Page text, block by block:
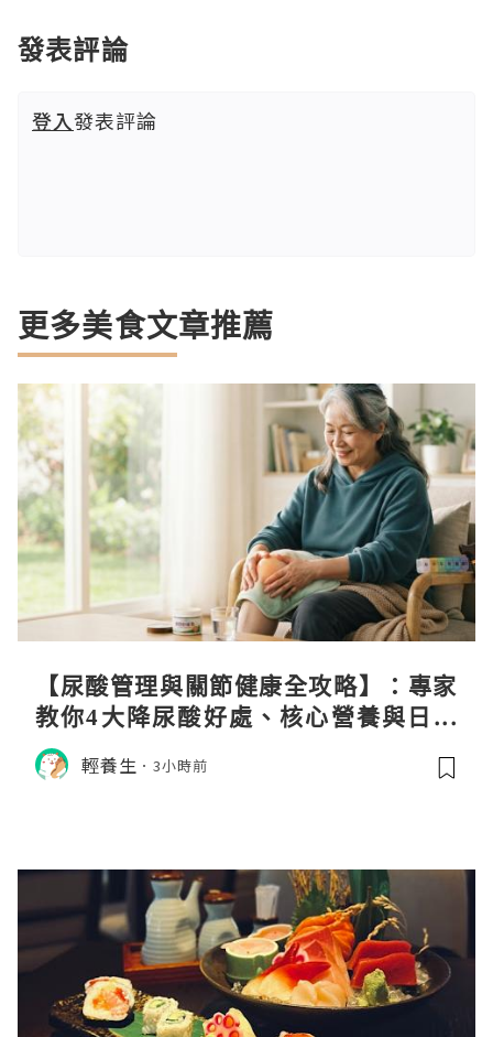
發表評論
登入發表評論
更多美食文章推薦
【尿酸管理與關節健康全攻略】：專家
教你4大降尿酸好處、核心營養與日常
飲食調理秘訣
輕養生 3小時前